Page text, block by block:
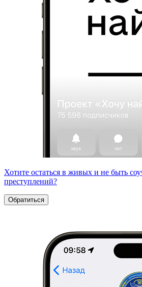
Хотите остаться в живых и не быть
преступлений?
Обратиться